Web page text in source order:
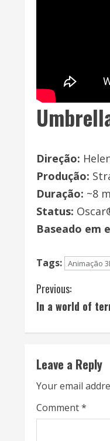
Direção:
Produção:
Duração: ~8
Status:
Baseado em
Tags: Animação
C
o
n
t
i
n
Previous:
In a world of
Leave a Reply
Your email
Comment*